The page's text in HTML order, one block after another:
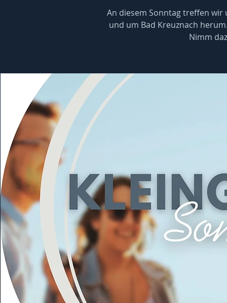
An diesem Sonntag treffen
und um Bad Kreuznach
Nimm